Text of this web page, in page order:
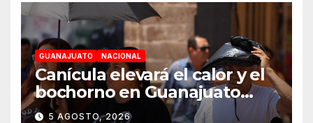
GUANAJUATO NACIONAL
Canícula elevará el calor y el
bochorno en Guanajuato
durante agosto
5 AGOSTO, 2026